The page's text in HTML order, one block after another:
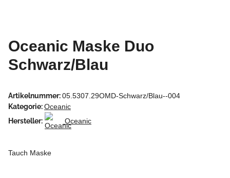
Oceanic Maske Duo
Schwarz/Blau
Artikelnummer:05.5307.29OMD-Schwarz/Blau--004
Kategorie:Oceanic
Hersteller:
Oceanic
Tauch Maske